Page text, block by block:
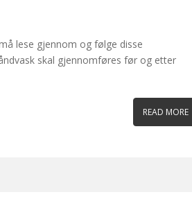
lese gjennom og følge disse
skal gjennomføres før og etter
READ MORE